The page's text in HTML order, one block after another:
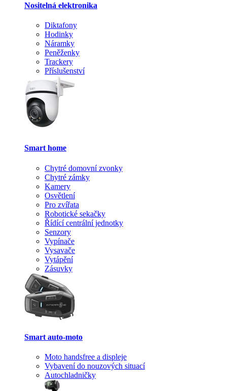
Nositelná elektronika
Diktafony
Hodinky
Náramky
Peněženky
Trackery
Příslušenství
Smart home
Chytré domovní zvonky
Chytré zámky
Kamery
Osvětlení
Pro zvířata
Robotické sekačky
Řídící centrální jednotky
Senzory
Vypínače
Vysavače
Vytápění
Zásuvky
Smart auto-moto
Moto handsfree a displeje
Vybavení do nouzových situací
Autochladničky